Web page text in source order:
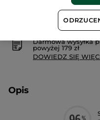
Bezpieczna
Satysfakcja albo
Darmowa wysyłka
powyżej 179 zł
DOWIEDZ SIĘ
Opis